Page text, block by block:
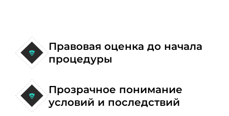
Правовая оценка до начала
процедуры
Прозрачное понимание
условий и последствий